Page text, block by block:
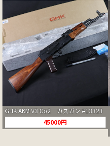
GHK AKM V3 Co2 ガスガン #13323
45000円